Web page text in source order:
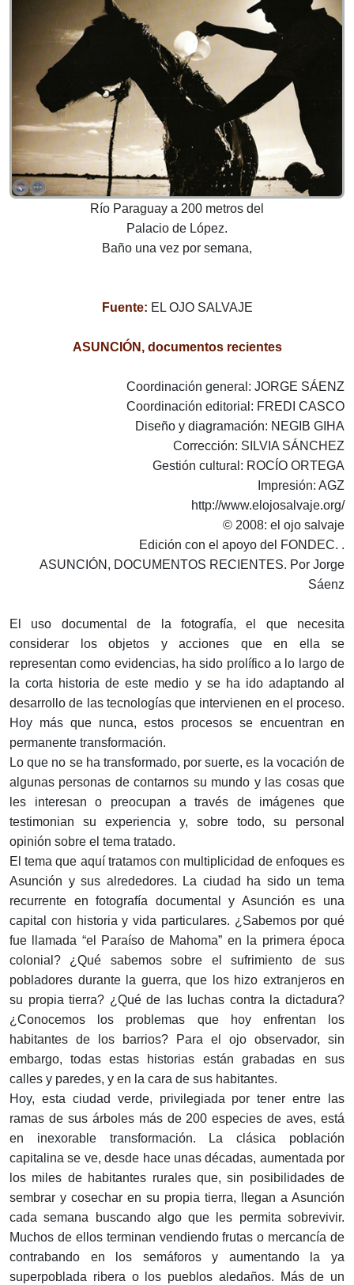
Río Paraguay a 200 metros del
Palacio de López.
Baño una vez por semana,
Fuente: EL OJO SALVAJE
ASUNCIÓN, documentos recientes
Coordinación general: JORGE SÁENZ
Coordinación editorial: FREDI CASCO
Diseño y diagramación: NEGIB GIHA
Corrección: SILVIA SÁNCHEZ
Gestión cultural: ROCÍO ORTEGA
Impresión: AGZ
http://www.elojosalvaje.org/
© 2008: el ojo salvaje
Edición con el apoyo del FONDEC. .
ASUNCIÓN, DOCUMENTOS RECIENTES. Por Jorge
Sáenz
El uso documental de la fotografía, el que necesita
considerar los objetos y acciones que en ella se
representan como evidencias, ha sido prolífico a lo largo de
la corta historia de este medio y se ha ido adaptando al
desarrollo de las tecnologías que intervienen en el proceso.
Hoy más que nunca, estos procesos se encuentran en
permanente transformación.
Lo que no se ha transformado, por suerte, es la vocación de
algunas personas de contarnos su mundo y las cosas que
les interesan o preocupan a través de imágenes que
testimonian su experiencia y, sobre todo, su personal
opinión sobre el tema tratado.
El tema que aquí tratamos con multiplicidad de enfoques es
Asunción y sus alrededores. La ciudad ha sido un tema
recurrente en fotografía documental y Asunción es una
capital con historia y vida particulares. ¿Sabemos por qué
fue llamada “el Paraíso de Mahoma” en la primera época
colonial? ¿Qué sabemos sobre el sufrimiento de sus
pobladores durante la guerra, que los hizo extranjeros en
su propia tierra? ¿Qué de las luchas contra la dictadura?
¿Conocemos los problemas que hoy enfrentan los
habitantes de los barrios? Para el ojo observador, sin
embargo, todas estas historias están grabadas en sus
calles y paredes, y en la cara de sus habitantes.
Hoy, esta ciudad verde, privilegiada por tener entre las
ramas de sus árboles más de 200 especies de aves, está
en inexorable transformación. La clásica población
capitalina se ve, desde hace unas décadas, aumentada por
los miles de habitantes rurales que, sin posibilidades de
sembrar y cosechar en su propia tierra, llegan a Asunción
cada semana buscando algo que les permita sobrevivir.
Muchos de ellos terminan vendiendo frutas o mercancía de
contrabando en los semáforos y aumentando la ya
superpoblada ribera o los pueblos aledaños. Más de un